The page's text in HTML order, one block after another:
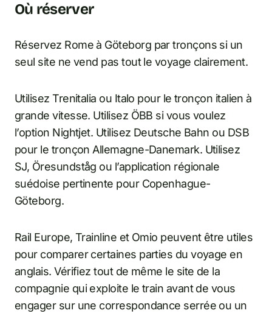
Où réserver
Réservez Rome à Göteborg par tronçons si un
seul site ne vend pas tout le voyage clairement.
Utilisez Trenitalia ou Italo pour le tronçon italien à
grande vitesse. Utilisez ÖBB si vous voulez
l’option Nightjet. Utilisez Deutsche Bahn ou DSB
pour le tronçon Allemagne-Danemark. Utilisez
SJ, Öresundståg ou l’application régionale
suédoise pertinente pour Copenhague-
Göteborg.
Rail Europe, Trainline et Omio peuvent être utiles
pour comparer certaines parties du voyage en
anglais. Vérifiez tout de même le site de la
compagnie qui exploite le train avant de vous
engager sur une correspondance serrée ou un